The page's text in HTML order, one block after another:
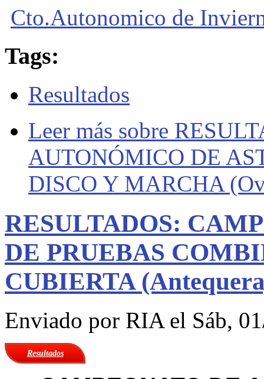
Cto.Autonomico de
Tags:
Resultados
Leer más sobre
AUTONÓMICO DE
DISCO Y MARCHA
RESULTADOS:
DE PRUEBAS
CUBIERTA
Enviado por RIAel Sáb,
Resultados